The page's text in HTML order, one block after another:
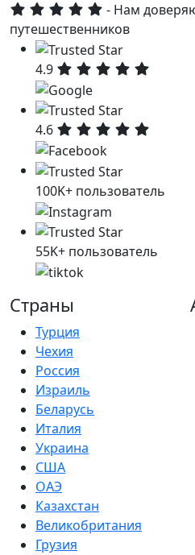
- Нам
путешественников
4.9
4.6
100K+ пользователь
55K+ пользователь
Страны
Турция
Чехия
Россия
Израиль
Беларусь
Италия
Украина
США
ОАЭ
Казахстан
Великобритания
Грузия